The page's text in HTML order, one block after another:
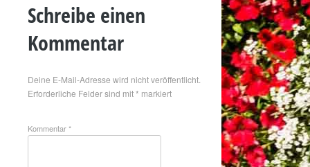
Schreibe einen
Kommentar
Deine E-Mail-Adresse wird nicht veröffentlicht.
Erforderliche Felder sind mit* markiert
Kommentar*